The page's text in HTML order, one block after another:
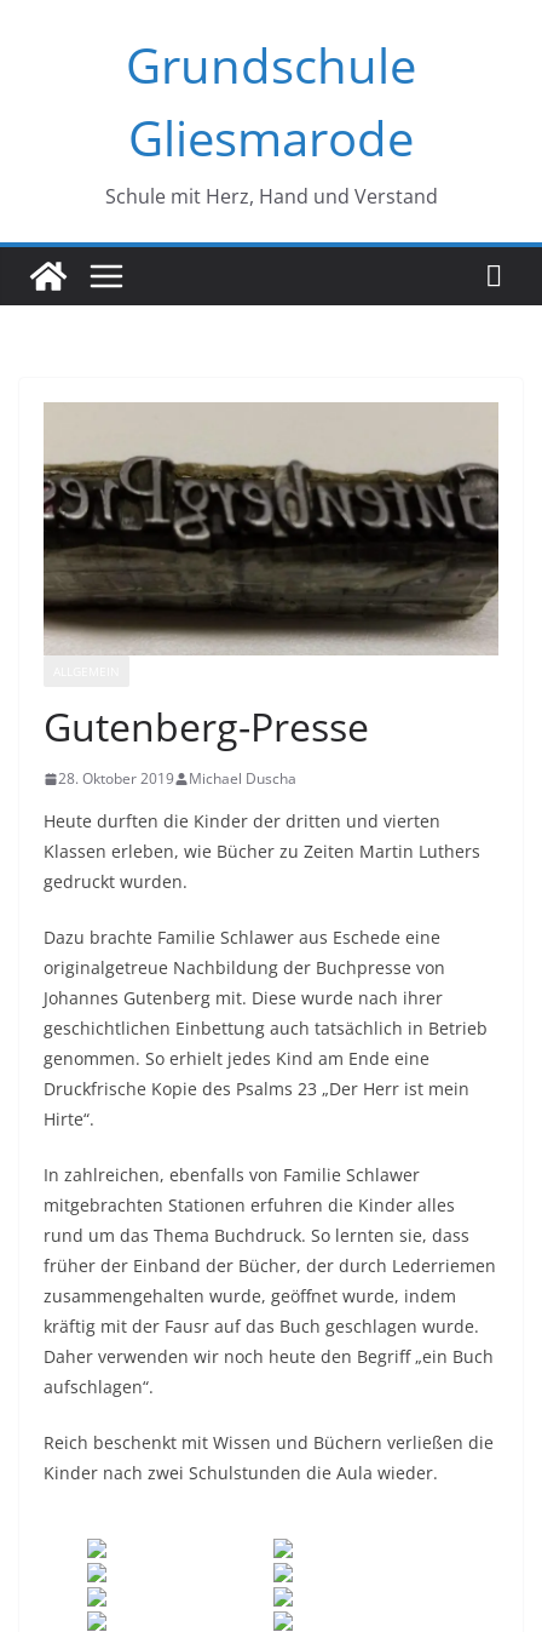
Grundschule
Gliesmarode
Schule mit Herz, Hand und Verstand
Gutenberg-Presse
28. Oktober 2019 Michael Duscha
Heute durften die Kinder der dritten und vierten
Klassen erleben, wie Bücher zu Zeiten Martin Luthers
gedruckt wurden.
Dazu brachte Familie Schlawer aus Eschede eine
originalgetreue Nachbildung der Buchpresse von
Johannes Gutenberg mit. Diese wurde nach ihrer
geschichtlichen Einbettung auch tatsächlich in Betrieb
genommen. So erhielt jedes Kind am Ende eine
Druckfrische Kopie des Psalms 23 „Der Herr ist mein
Hirte“.
In zahlreichen, ebenfalls von Familie Schlawer
mitgebrachten Stationen erfuhren die Kinder alles
rund um das Thema Buchdruck. So lernten sie, dass
früher der Einband der Bücher, der durch Lederriemen
zusammengehalten wurde, geöffnet wurde, indem
kräftig mit der Fausr auf das Buch geschlagen wurde.
Daher verwenden wir noch heute den Begriff „ein Buch
aufschlagen“.
Reich beschenkt mit Wissen und Büchern verließen die
Kinder nach zwei Schulstunden die Aula wieder.